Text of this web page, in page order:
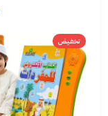
تخفيض